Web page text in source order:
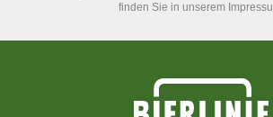
finden Sie in unserem